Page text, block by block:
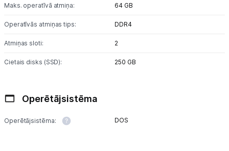
Maks. operatīvā atmiņa: 64 GB
Operatīvās atmiņas tips: DDR4
Atmiņas sloti: 2
Cietais disks (SSD): 250 GB
Operētājsistēma
Operētājsistēma: DOS